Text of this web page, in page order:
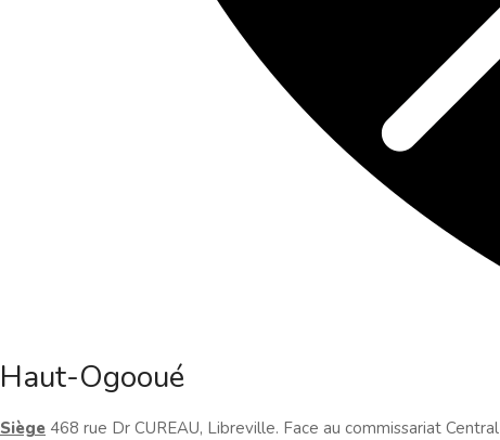
Haut-Ogooué
Siège 468 rue Dr CUREAU, Libreville. Face au commissariat Central